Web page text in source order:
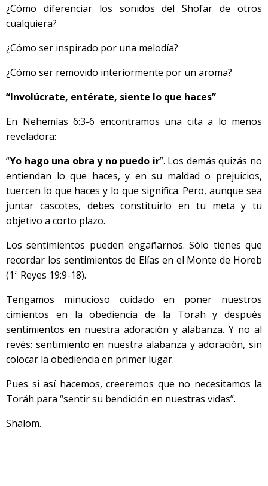
¿Cómo diferenciar los sonidos del Shofar de otros
cualquiera?
¿Cómo ser inspirado por una melodía?
¿Cómo ser removido interiormente por un aroma?
“Involúcrate, entérate, siente lo que haces”
En Nehemías 6:3-6 encontramos una cita a lo menos
reveladora:
“Yo hago una obra y no puedo ir”. Los demás quizás no
entiendan lo que haces, y en su maldad o prejuicios,
tuercen lo que haces y lo que significa. Pero, aunque sea
juntar cascotes, debes constituirlo en tu meta y tu
objetivo a corto plazo.
Los sentimientos pueden engañarnos. Sólo tienes que
recordar los sentimientos de Elías en el Monte de Horeb
(1ª Reyes 19:9-18).
Tengamos minucioso cuidado en poner nuestros
cimientos en la obediencia de la Torah y después
sentimientos en nuestra adoración y alabanza. Y no al
revés: sentimiento en nuestra alabanza y adoración, sin
colocar la obediencia en primer lugar.
Pues si así hacemos, creeremos que no necesitamos la
Toráh para “sentir su bendición en nuestras vidas”.
Shalom.